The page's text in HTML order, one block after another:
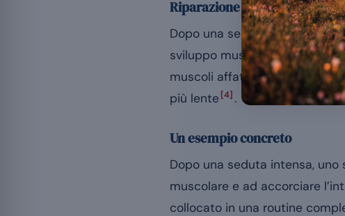
Riparazione e crescita
Dopo una seduta
sviluppo muscolare. La
muscoli affaticati, il che
più lente [4] .
Un esempio concreto
Dopo una seduta intensa,
muscolare e ad accorciare
collocato in una routine